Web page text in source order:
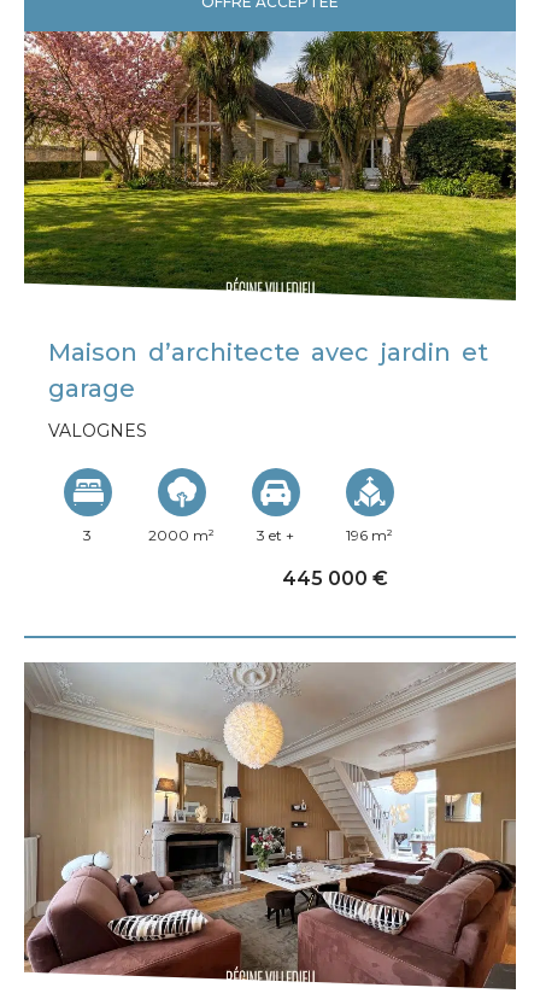
Maison d’architecte avec jardin et
garage
VALOGNES
3 2000 m² 3 et + 196 m²
445 000 €